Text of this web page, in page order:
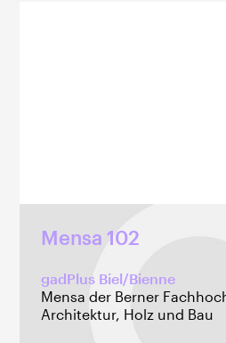
Mensa 102
gadPlus Biel/Bienne
Mensa der Berner
Architektur, Holz und Bau